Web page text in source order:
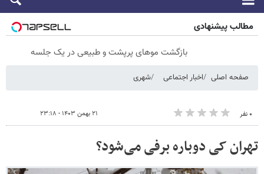
مطالب پیشنهادی
بازگشت موهای پرپشت و طبیعی در یک جلسه
صفحه اصلی اخبار اجتماعی شهری
۰ نفر ۲۱ بهمن ۱۴۰۳ - ۲۳:۱۸
تهران کی دوباره برفی می‌شود؟